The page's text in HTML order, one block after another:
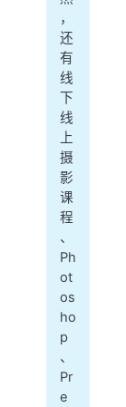
，
还
有
线
下
线
上
摄
影
课
程
、
Ph
ot
os
ho
p
、
Pr
e